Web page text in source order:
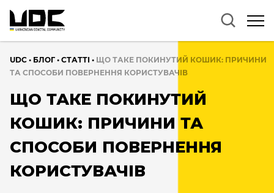
UDC • БЛОГ • CТАТТІ • ЩО ТАКЕ ПОКИНУТИЙ КОШИК: ПРИЧИНИ
ТА СПОСОБИ ПОВЕРНЕННЯ КОРИСТУВАЧІВ
ЩО ТАКЕ ПОКИНУТИЙ
КОШИК: ПРИЧИНИ ТА
СПОСОБИ ПОВЕРНЕННЯ
КОРИСТУВАЧІВ